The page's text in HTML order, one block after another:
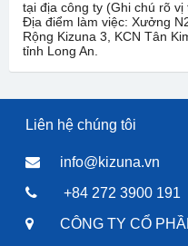
tại địa công ty (Ghi chú rõ
Địa điểm làm việc: Xưởng
Rộng Kizuna 3, KCN Tân
tỉnh Long An.
Liên hệ chúng tôi
info@kizuna.vn
+84 272 3900 191
CÔNG TY CỔ